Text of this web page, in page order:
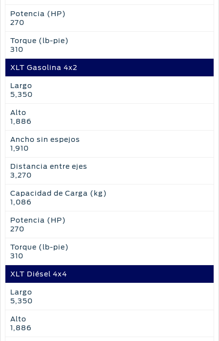
Potencia (HP)
270
Torque (lb-pie)
310
XLT Gasolina 4x2
Largo
5,350
Alto
1,886
Ancho sin espejos
1,910
Distancia entre ejes
3,270
Capacidad de Carga (kg)
1,086
Potencia (HP)
270
Torque (lb-pie)
310
XLT Diésel 4x4
Largo
5,350
Alto
1,886